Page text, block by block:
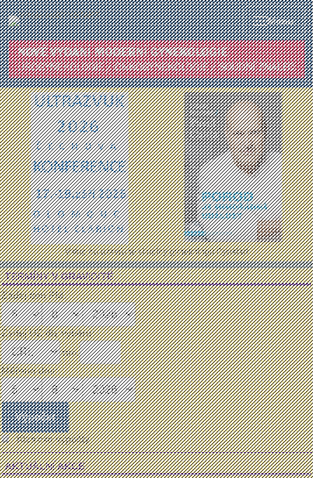
Menu
AKTUÁLNÍ AKCE
TERMÍNY V GRAVIDITĚ
Zadej den PM:
Zadej UZ dle výběru:
mm:
Měřeno dne:
Klasické výpočty
Vstup do uzavřené skupiny gynekologů Gynstart